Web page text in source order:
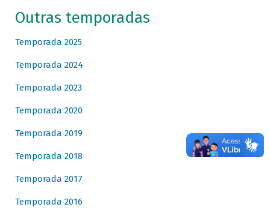
Outras temporadas
Temporada 2025
Temporada 2024
Temporada 2023
Temporada 2020
Temporada 2019
Temporada 2018
Temporada 2017
Temporada 2016